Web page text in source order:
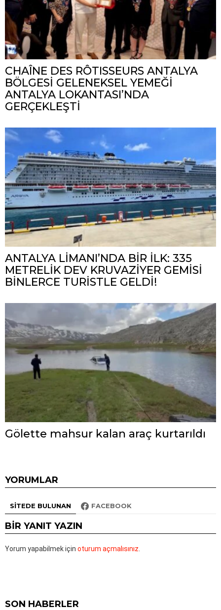
CHAÎNE DES RÔTISSEURS ANTALYA
BÖLGESİ GELENEKSEL YEMEĞİ
ANTALYA LOKANTASI’NDA
GERÇEKLEŞTİ
ANTALYA LİMANI’NDA BİR İLK: 335
METRELİK DEV KRUVAZİYER GEMİSİ
BİNLERCE TURİSTLE GELDİ!
Gölette mahsur kalan araç kurtarıldı
YORUMLAR
SITEDE BULUNAN FACEBOOK
BIR YANIT YAZIN
Yorum yapabilmek için oturum açmalısınız
SON HABERLER